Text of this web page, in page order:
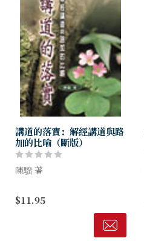
講道的落實：解經講道與路
加的比喻（斷版）
陳騮 著
解經式講道的優點及其他講道
法等方面來探討，並以路加福
音中的比喻，作為使用解經式
$11.95